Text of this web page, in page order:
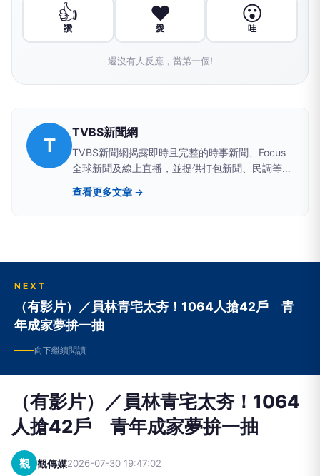
👍
讚
❤️
愛
😮
哇
還沒有人反應，當第一個!
T
TVBS新聞網
TVBS新聞網揭露即時且完整的時事新聞、Focus
全球新聞及線上直播，並提供打包新聞、民調等資
訊，展現兼具深度及廣度的新聞視野│TVBS 最值
得信賴的媒體
查看更多文章 →
NEXT
（有影片）／員林青宅太夯！1064人搶42戶 青
年成家夢拚一抽
向下繼續閱讀
（有影片）／員林青宅太夯！1064
人搶42戶 青年成家夢拚一抽
觀 觀傳媒2026-07-30 19:47:02